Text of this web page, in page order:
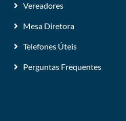
Vereadores
Mesa Diretora
Telefones Úteis
Perguntas Frequentes